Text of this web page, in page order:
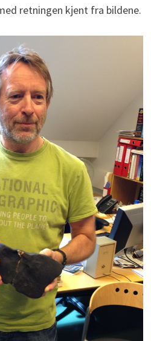
retningen kjent fra bildene.